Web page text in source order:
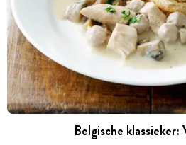
Belgische